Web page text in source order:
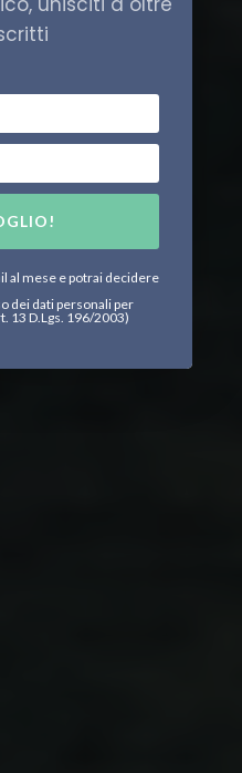
aiutare le volpi
al mese e potrai decidere
dei dati personali per
13 D.Lgs. 196/2003)